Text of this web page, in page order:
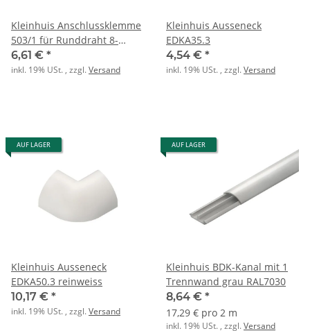
Kleinhuis Anschlussklemme
503/1 für Runddraht 8-
10mm
6,61 € *
inkl. 19% USt. , zzgl.Versand
Kleinhuis Ausseneck
EDKA35.3
4,54 € *
inkl. 19% USt. , zzgl.Versand
AUF LAGER
Kleinhuis Ausseneck
EDKA50.3 reinweiss
10,17 € *
inkl. 19% USt. , zzgl.Versand
AUF LAGER
Kleinhuis BDK-Kanal mit 1
Trennwand grau RAL7030
8,64 € *
17,29 € pro 2 m
inkl. 19% USt. , zzgl.Versand